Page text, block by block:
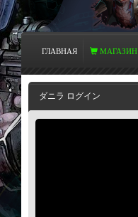
ГЛАВНАЯ МАГАЗИН
ダニラ ログイン